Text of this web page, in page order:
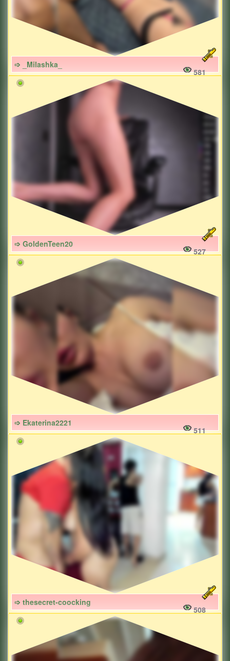
➩ _Milashka_
581
➩ GoldenTeen20
527
➩ Ekaterina2221
511
➩ thesecret-coocking
508